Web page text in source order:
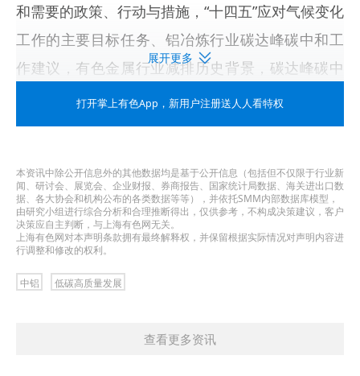
和需要的政策、行动与措施，“十四五”应对气候变化
工作的主要目标任务、铝冶炼行业碳达峰碳中和工
作建议，有色金属行业减排历史背景，碳达峰碳中
和形势对有色金属行业的约束及影响，有色金属行
业减排潜力分析及对策建议等方面分析了我国在实
国已经和即将出台的有关政策，以及对我国经济社
会发展、对有色金属行业的影响，提出了下一步工
作思路和措施，并对铝冶炼行业碳达峰碳中和工作
七十五届联合国大会上提出“二氧化碳排放力争于
展开更多
打开掌上有色App ，新用户注册送人人看特权
本资讯中除公开信息外的其他数据均是基于公开信息（包括但不仅限于行业新
闻、研讨会、展览会、企业财报、券商报告、国家统计局数据、海关进出口数
据、各大协会和机构公布的各类数据等等），并依托SMM内部数据库模型，
由研究小组进行综合分析和合理推断得出，仅供参考，不构成决策建议，客户
决策应自主判断，与上海有色网无关。
上海有色网对本声明条款拥有最终解释权，并保留根据实际情况对声明内容进
行调整和修改的权利。
中铝 低碳高质量发展
查看更多资讯